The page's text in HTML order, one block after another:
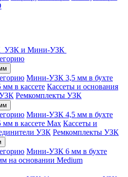
УЗК и Мини-УЗК
Мини-УЗК 3,5 мм в бухте
в кассете Кассеты и основания
Ремкомплекты УЗК
Мини-УЗК 4,5 мм в бухте
в кассете Max Кассеты и
УЗК Ремкомплекты УЗК
Мини-УЗК 6 мм в бухте
на основании Medium